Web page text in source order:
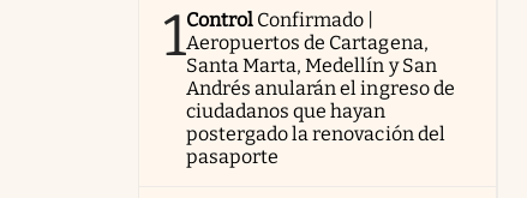
1Control Confirmado |
Aeropuertos de Cartagena,
Santa Marta, Medellín y San
Andrés anularán el ingreso de
ciudadanos que hayan
postergado la renovación del
pasaporte